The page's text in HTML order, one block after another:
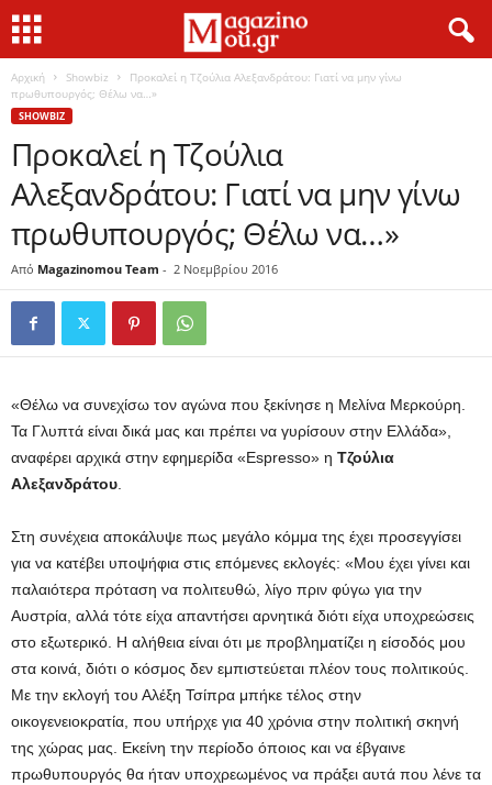
Αρχική Showbiz
Προκαλεί η Τζούλια Αλεξανδράτου: Γιατί να μην γίνω
πρωθυπουργός; Θέλω να…»
SHOWBIZ
Προκαλεί η Τζούλια
Αλεξανδράτου: Γιατί να μην γίνω
πρωθυπουργός; Θέλω να…»
Από Magazinomou Team - 2 Νοεμβρίου 2016
«Θέλω να συνεχίσω τον αγώνα που ξεκίνησε η Μελίνα Μερκούρη.
Τα Γλυπτά είναι δικά μας και πρέπει να γυρίσουν στην Ελλάδα»,
αναφέρει αρχικά στην εφημερίδα «Espresso» η Τζούλια
Αλεξανδράτου
Στη συνέχεια αποκάλυψε πως μεγάλο κόμμα της έχει προσεγγίσει
για να κατέβει υποψήφια στις επόμενες εκλογές: «Μου έχει γίνει και
παλαιότερα πρόταση να πολιτευθώ, λίγο πριν φύγω για την
Αυστρία, αλλά τότε είχα απαντήσει αρνητικά διότι είχα υποχρεώσεις
στο εξωτερικό. Η αλήθεια είναι ότι με προβληματίζει η είσοδός μου
στα κοινά, διότι ο κόσμος δεν εμπιστεύεται πλέον τους πολιτικούς.
Με την εκλογή του Αλέξη Τσίπρα μπήκε τέλος στην
οικογενειοκρατία, που υπήρχε για 40 χρόνια στην πολιτική σκηνή
της χώρας μας. Εκείνη την περίοδο όποιος και να έβγαινε
πρωθυπουργός θα ήταν υποχρεωμένος να πράξει αυτά που λένε τα